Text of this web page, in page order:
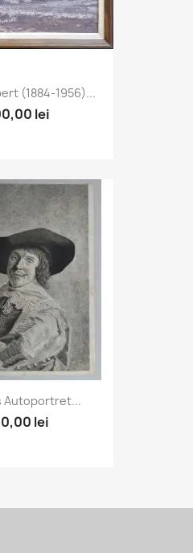
(1884-1956)...
lei
Autoportret...
lei